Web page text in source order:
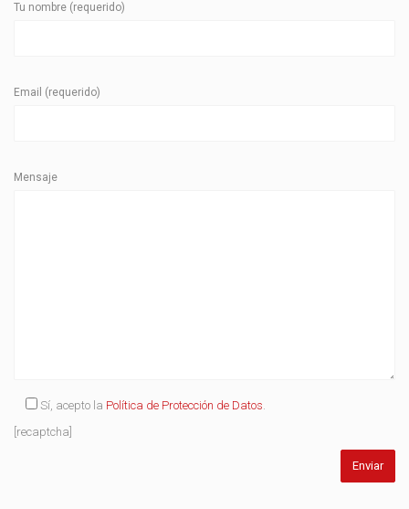
Tu nombre (requerido)
Email (requerido)
Mensaje
Sí, acepto la Política de Protección de Datos.
[recaptcha]